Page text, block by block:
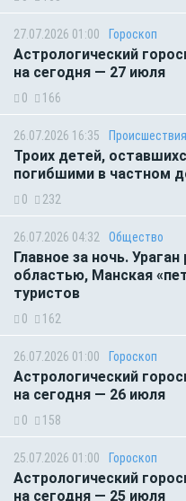
27.07.2026 01:00 Гороскоп
Астрологический
на сегодня — 27 июля
0 166
26.07.2026 16:35 Происшествия
Троих детей,
погибшими в частном
0 232
26.07.2026 04:32 Общество
Главное за ночь.
областью, Манская
туристов
0 162
26.07.2026 01:00 Гороскоп
Астрологический
на сегодня — 26 июля
0 158
25.07.2026 01:00 Гороскоп
Астрологический
на сегодня — 25 июля